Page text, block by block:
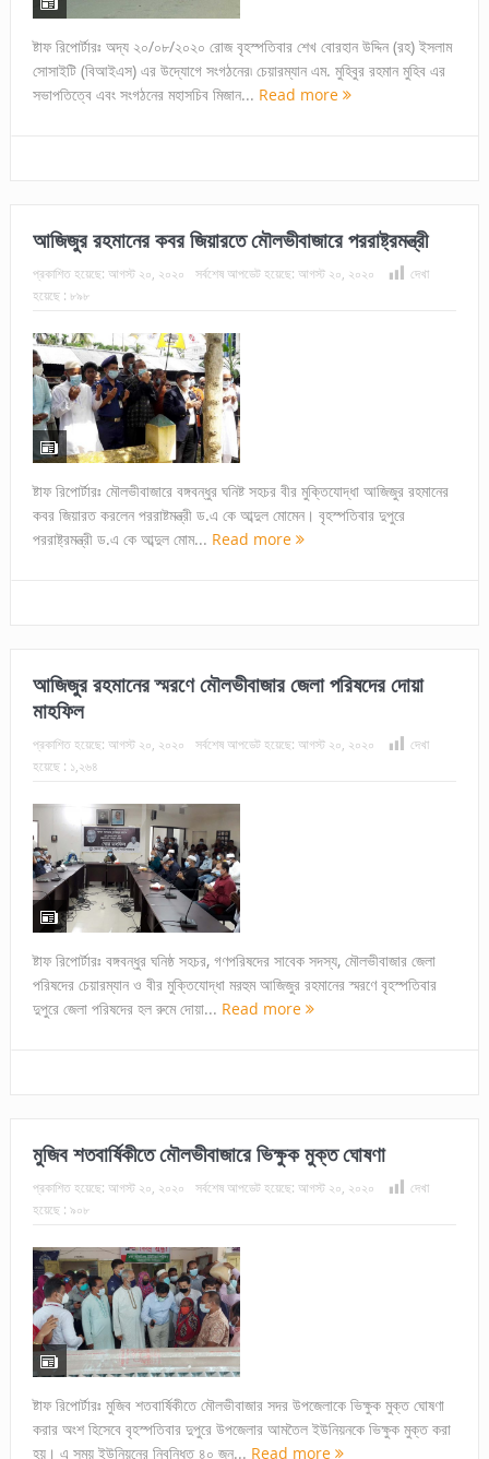
ষ্টাফ রিপোর্টারঃ অদ্য ২০/০৮/২০২০ রোজ বৃহস্পতিবার শেখ বোরহান উদ্দিন (রহ) ইসলাম
সোসাইটি (বিআইএস) এর উদ্যোগে সংগঠনের৷ চেয়ারম্যান এম. মুহিবুর রহমান মুহিব এর
সভাপতিত্বে এবং সংগঠনের মহাসচিব মিজান... Read more
আজিজুর রহমানের কবর জিয়ারতে মৌলভীবাজারে পররাষ্ট্রমন্ত্রী
প্রকাশিত হয়েছে: আগস্ট ২০, ২০২০ সর্বশেষ আপডেট হয়েছে: আগস্ট ২০, ২০২০
দেখা
হয়েছে : ৮৯৮
ষ্টাফ রিপোর্টারঃ মৌলভীবাজারে বঙ্গবন্ধুর ঘনিষ্ট সহচর বীর মুক্তিযোদ্ধা আজিজুর রহমানের
কবর জিয়ারত করলেন পররাষ্টমন্ত্রী ড.এ কে আব্দুল মোমেন। বৃহস্পতিবার দুপুরে
পররাষ্ট্রমন্ত্রী ড.এ কে আব্দুল মোম... Read more
আজিজুর রহমানের স্মরণে মৌলভীবাজার জেলা পরিষদের দোয়া
মাহফিল
প্রকাশিত হয়েছে: আগস্ট ২০, ২০২০ সর্বশেষ আপডেট হয়েছে: আগস্ট ২০, ২০২০
দেখা
হয়েছে : ১,২৬৪
ষ্টাফ রিপোর্টারঃ বঙ্গবন্ধুর ঘনিষ্ঠ সহচর, গণপরিষদের সাবেক সদস্য, মৌলভীবাজার জেলা
পরিষদের চেয়ারম্যান ও বীর মুক্তিযোদ্ধা মরহুম আজিজুর রহমানের স্মরণে বৃহস্পতিবার
দুপুরে জেলা পরিষদের হল রুমে দোয়া... Read more
মুজিব শতবার্ষিকীতে মৌলভীবাজারে ভিক্ষুক মুক্ত ঘোষণা
প্রকাশিত হয়েছে: আগস্ট ২০, ২০২০ সর্বশেষ আপডেট হয়েছে: আগস্ট ২০, ২০২০
দেখা
হয়েছে : ৯০৮
ষ্টাফ রিপোর্টারঃ মুজিব শতবার্ষিকীতে মৌলভীবাজার সদর উপজেলাকে ভিক্ষুক মুক্ত ঘোষণা
করার অংশ হিসেবে বৃহস্পতিবার দুপুরে উপজেলার আমতৈল ইউনিয়নকে ভিক্ষুক মুক্ত করা
হয়। এ সময় ইউনিয়নের নিবন্ধিত ৪০ জন... Read more